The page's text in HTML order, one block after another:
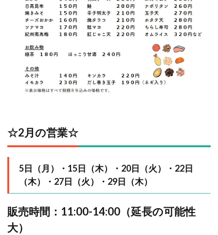
☆2⽉の営業☆
5日（月）・15日（木）・20日（火）・22日
（木）・27日（火）・29日（木）
販売時間：11:00-14:00（延長の可能性
大）